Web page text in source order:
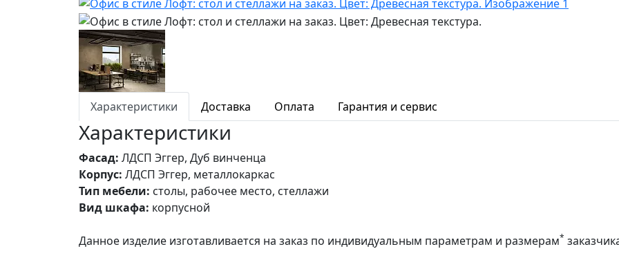
Характеристики Доставка Оплата Гарантия и сервис
Характеристики
Фасад: ЛДСП Эггер, Дуб винченца
Корпус: ЛДСП Эггер, металлокаркас
Тип мебели: столы, рабочее место, стеллажи
Вид шкафа: корпусной
Данное изделие изготавливается на заказ по индивидуальным параметрам и размерам*